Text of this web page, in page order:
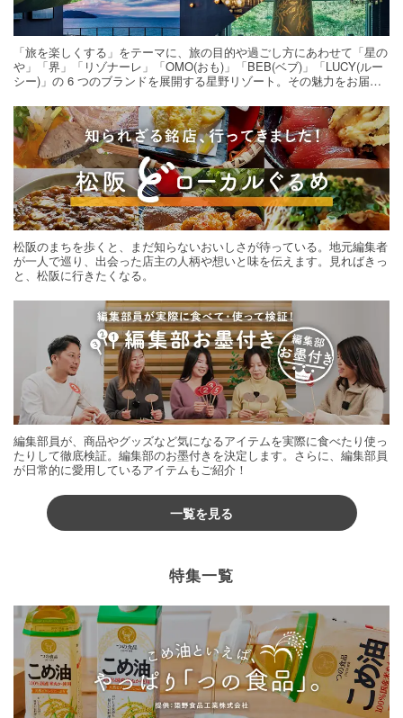
「旅を楽しくする」をテーマに、旅の目的や過ごし方にあわせて「星の
や」「界」「リゾナーレ」「OMO(おも)」「BEB(ベブ)」「LUCY(ルー
シー)」の 6 つのブランドを展開する星野リゾート。その魅力をお届け
松阪のまちを歩くと、まだ知らないおいしさが待っている。地元編集者
が一人で巡り、出会った店主の人柄や想いと味を伝えます。見ればきっ
と、松阪に行きたくなる。
編集部員が、商品やグッズなど気になるアイテムを実際に食べたり使っ
たりして徹底検証。編集部のお墨付きを決定します。さらに、編集部員
が日常的に愛用しているアイテムもご紹介！
一覧を見る
特集一覧